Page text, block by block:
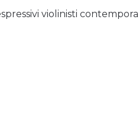
violinisti